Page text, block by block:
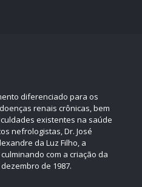
diferenciado para os
renais crônicas, bem
existentes na saúde
nefrologistas, Dr. José
da Luz Filho, a
com a criação da
de 1987.